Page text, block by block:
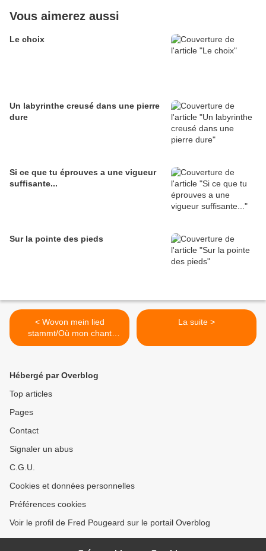
Vous aimerez aussi
Le choix
Un labyrinthe creusé dans une pierre
dure
Si ce que tu éprouves a une vigueur
suffisante...
Sur la pointe des pieds
< Wovon mein lied
stammt/Où mon chant
prend sa source
La suite >
Hébergé par Overblog
Top articles
Pages
Contact
Signaler un abus
C.G.U.
Cookies et données personnelles
Préférences cookies
Voir le profil de Fred Pougeard sur le portail Overblog